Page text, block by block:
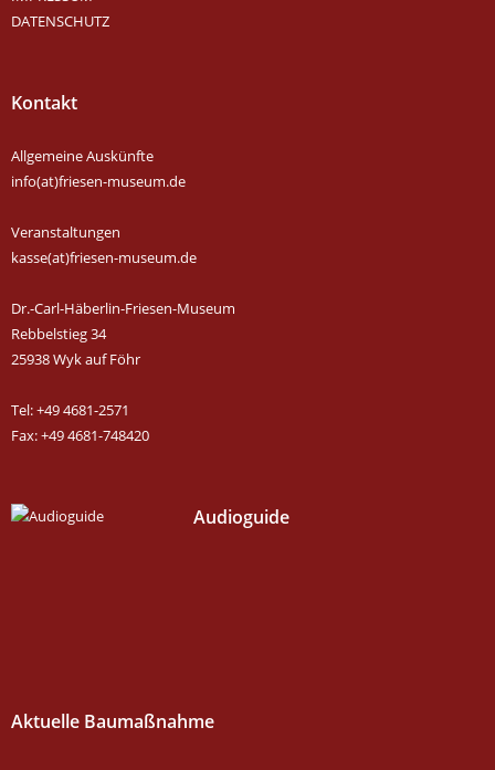
DATENSCHUTZ
Kontakt
Allgemeine Auskünfte
info(at)friesen-museum.de
Veranstaltungen
kasse(at)friesen-museum.de
Dr.-Carl-Häberlin-Friesen-Museum
Rebbelstieg 34
25938 Wyk auf Föhr
Tel: +49 4681-2571
Fax: +49 4681-748420
Audioguide
Aktuelle Baumaßnahme